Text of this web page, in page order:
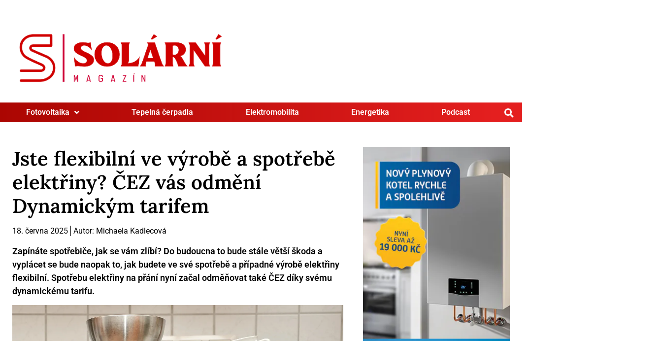
Fotovoltaika Tepelná čerpadla Elektromobilita Energetika Podcast
Jste flexibilní ve výrobě a spotřebě
elektřiny? ČEZ vás odmění
Dynamickým tarifem
18. června 2025 Autor: Michaela Kadlecová
Zapínáte spotřebiče, jak se vám zlíbí? Do budoucna to bude stále větší škoda a
vyplácet se bude naopak to, jak budete ve své spotřebě a případné výrobě elektřiny
flexibilní. Spotřebu elektřiny na přání nyní začal odměňovat také ČEZ díky svému
dynamickému tarifu.